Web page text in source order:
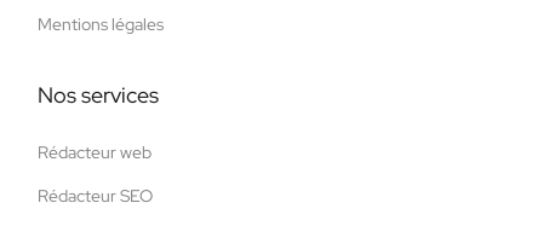
Mentions légales
Nos services
Rédacteur web
Rédacteur SEO